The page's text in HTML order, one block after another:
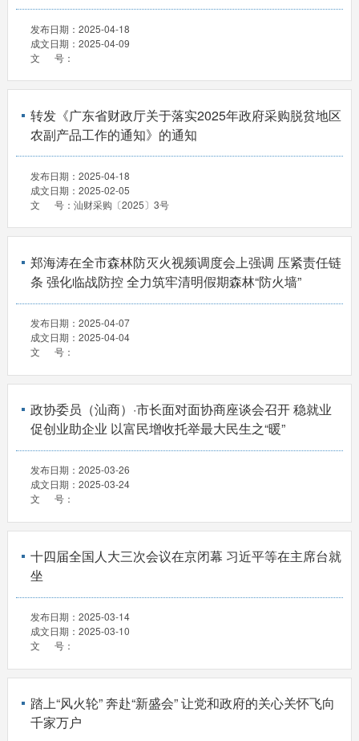
发布日期： 2025-04-18
成文日期： 2025-04-09
文 号：
转发《广东省财政厅关于落实2025年政府采购脱贫地区
农副产品工作的通知》的通知
发布日期： 2025-04-18
成文日期： 2025-02-05
文 号： 汕财采购〔2025〕3号
郑海涛在全市森林防灭火视频调度会上强调 压紧责任链
条 强化临战防控 全力筑牢清明假期森林“防火墙”
发布日期： 2025-04-07
成文日期： 2025-04-04
文 号：
政协委员（汕商）·市长面对面协商座谈会召开 稳就业
促创业助企业 以富民增收托举最大民生之“暖”
发布日期： 2025-03-26
成文日期： 2025-03-24
文 号：
十四届全国人大三次会议在京闭幕 习近平等在主席台就
坐
发布日期： 2025-03-14
成文日期： 2025-03-10
文 号：
踏上“风火轮” 奔赴“新盛会” 让党和政府的关心关怀飞向
千家万户